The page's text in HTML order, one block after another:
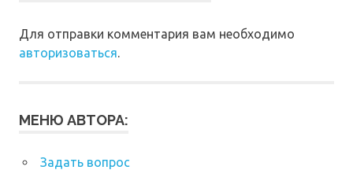
Для отправки комментария вам необходимо
авторизоваться.
МЕНЮ АВТОРА:
Задать вопрос